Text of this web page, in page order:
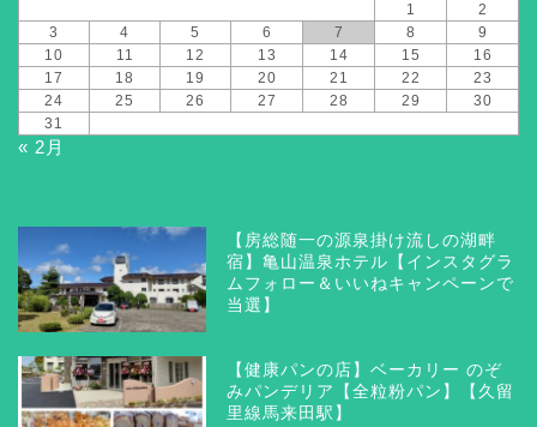
1
2
3
4 5 6 7 8
9
10
11 12 13 14 15
16
17
18 19 20 21 22
23
24
25 26 27 28 29
30
31
« 2月
【房総随一の源泉掛け流しの湖畔
宿】亀山温泉ホテル【インスタグラ
ムフォロー＆いいねキャンペーンで
当選】
【健康パンの店】ベーカリー のぞ
みパンデリア【全粒粉パン】【久留
里線馬来田駅】